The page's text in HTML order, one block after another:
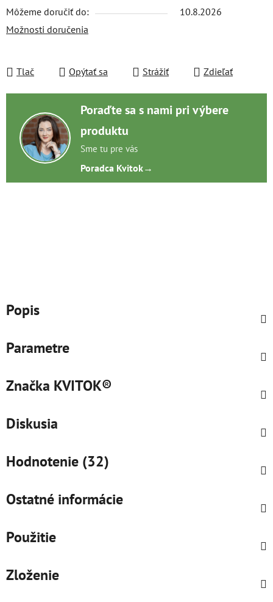
Môžeme doručiť do:
10.8.2026
Možnosti doručenia
Tlač Opýtať sa Strážiť Zdieľať
Poraďte sa s nami pri výbere
produktu
Sme tu pre vás
Poradca Kvitok→
Popis
Parametre
Značka KVITOK®
Diskusia
Hodnotenie (32)
Ostatné informácie
Použitie
Zloženie